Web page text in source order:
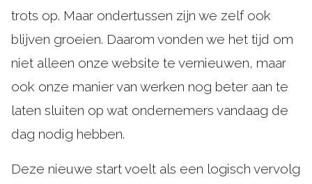
trots op. Maar ondertussen zijn we zelf ook
blijven groeien. Daarom vonden we het tijd om
niet alleen onze website te vernieuwen, maar
ook onze manier van werken nog beter aan te
laten sluiten op wat ondernemers vandaag de
dag nodig hebben.
Deze nieuwe start voelt als een logisch vervolg